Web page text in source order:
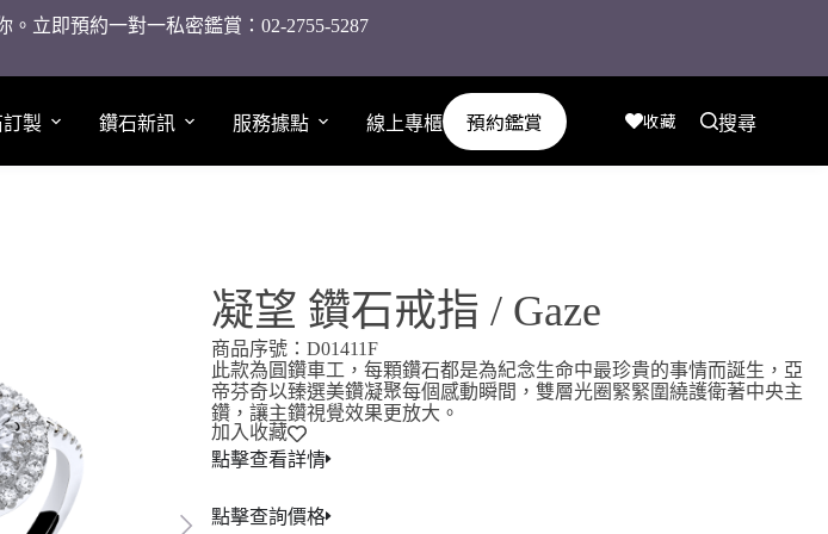
立即預約一對一私密鑑賞：02-2755-5287
製 鑽石新訊 服務據點 線上專櫃 預約鑑賞 收藏 搜尋
凝望 鑽石戒指 / Gaze
商品序號：D01411F
此款為圓鑽車工，每顆鑽石都是為紀念生命中最珍貴的事情而誕生，亞
帝芬奇以臻選美鑽凝聚每個感動瞬間，雙層光圈緊緊圍繞護衛著中央主
鑽，讓主鑽視覺效果更放大。
加入收藏
點擊查看詳情
點擊查詢價格